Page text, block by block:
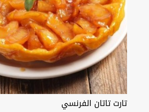
تارت تاتان الفرنسي